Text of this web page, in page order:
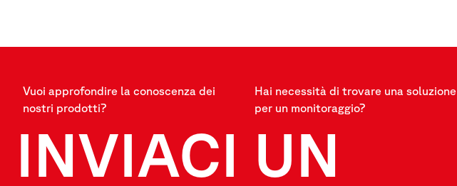
Vuoi approfondire la conoscenza dei
nostri prodotti?
Hai necessità di trovare una soluzione
per un monitoraggio?
INVIACI UN